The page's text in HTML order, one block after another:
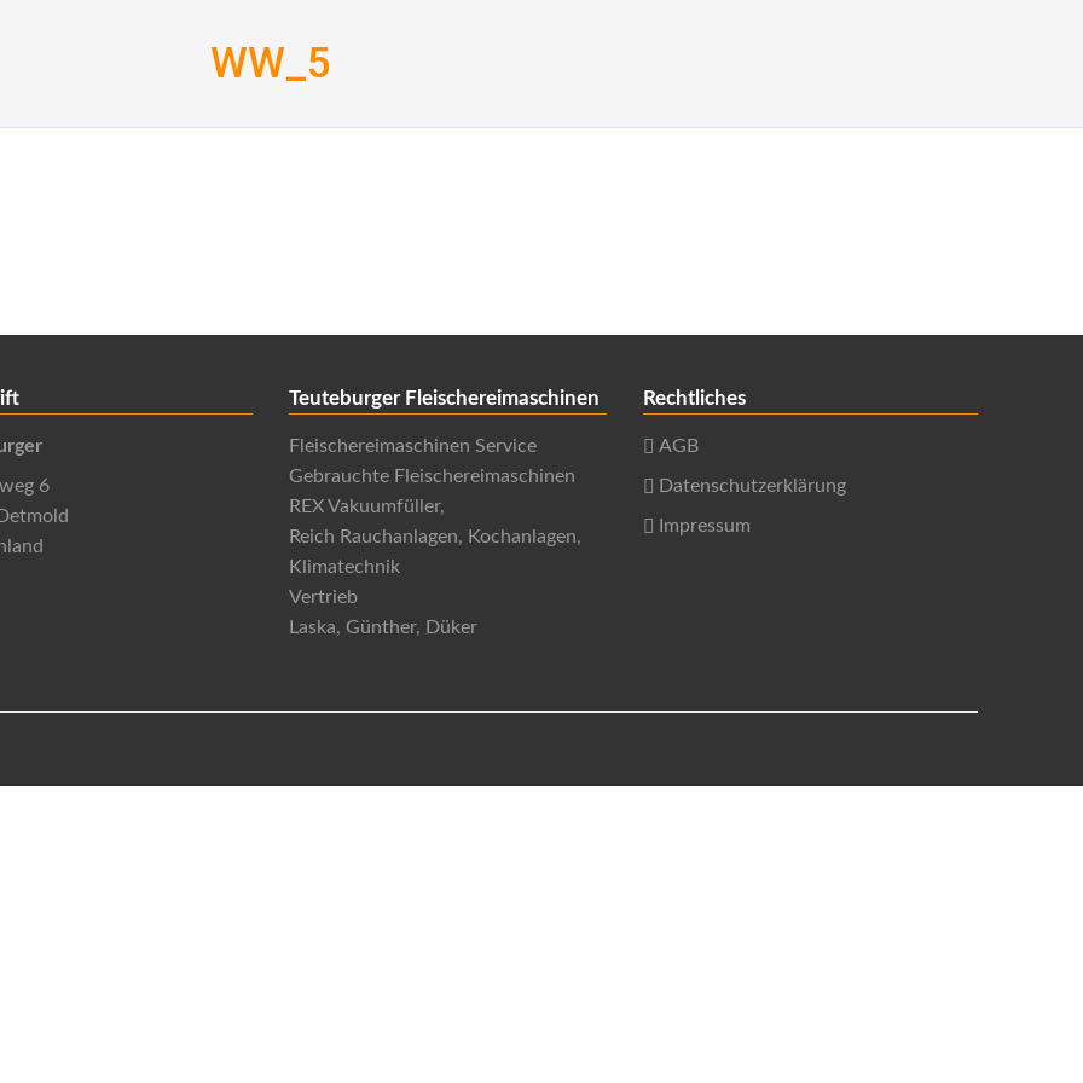
WW_5
6
Teuteburger Fleischereimaschinen
Fleischereimaschinen Service
Gebrauchte Fleischereimaschinen
REX Vakuumfüller,
Reich Rauchanlagen, Kochanlagen,
Klimatechnik
Vertrieb
Laska, Günther, Düker
Rechtliches
AGB
Datenschutzerklärung
Impressum